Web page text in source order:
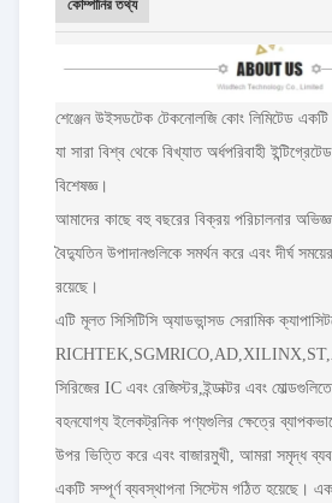
কোম্পানির তথ্য
শেঞ্জেন উইসডটেক টেকনোলজি কোং লিমিটেড
যা সারা বিশ্ব থেকে বিখ্যাত অর্ধপরিবাহী
বিশেষজ্ঞ।
আমাদের কাছে বহু বছরের বিক্রয় পরিচালনার
বৈদ্যুতিন উপাদানগুলিকে সমর্থন করে এবং দীর্ঘ
রয়েছে।
এটি মূলত সিসিটিসি অ্যাডভান্সড সেরামিক
সিরিজের IC এবং রেজিস্টর,ইন্ডাক্টর এবং
বহনযোগ্য ইলেকট্রনিক পণ্যগুলির ক্ষেত্রে
উপর ভিত্তি করে এবং বাজারমুখী, আমরা সমৃদ্ধ
একটি সম্পূর্ণ ব্যবস্থাপনা সিস্টেম গঠিত হয়েছে।